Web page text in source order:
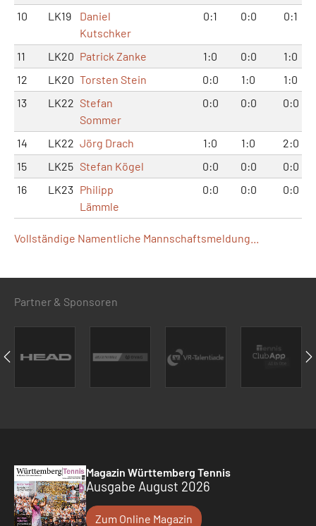
10 LK19
Daniel
Kutschker
0:1 0:0 0:1
11 LK20 Patrick Zanke 1:0 0:0
1:0
12
LK20 Torsten Stein 0:0 1:0
1:0
13
LK22 Stefan
Sommer
0:0 0:0 0:0
14 LK22 Jörg Drach 1:0 1:0
2:0
15
LK25 Stefan Kögel 0:0 0:0
0:0
16
LK23 Philipp
Lämmle
0:0 0:0 0:0
Vollständige Namentliche Mannschaftsmeldung...
Partner & Sponsoren
Magazin Württemberg Tennis
Ausgabe August 2026
Zum Online Magazin